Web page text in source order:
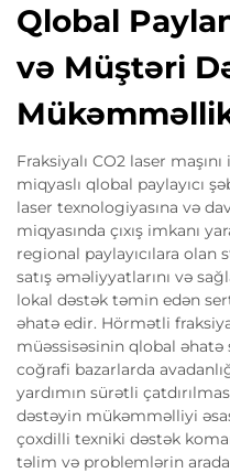
Qlobal
və Müştəri
Fraksiyalı CO2 laser
miqyaslı qlobal paylayıcı
laser texnologiyasına və
miqyasında çıxış imkanı
regional paylayıcılara olan
satış əməliyyatlarını və
lokal dəstək təmin edən
əhatə edir. Hörmətli
müəssisəsinin qlobal
coğrafi bazarlarda
yardımın sürətli
dəstəyin mükəmməlliyi
çoxdilli texniki dəstək
təlim və problemlərin